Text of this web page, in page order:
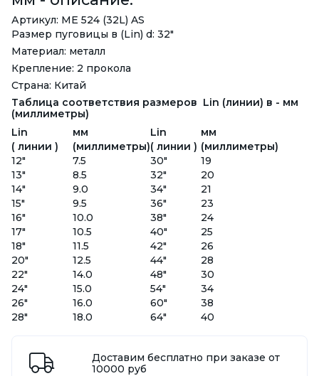
Артикул: ME 524 (32L) AS
Размер пуговицы в (Lin) d: 32"
Материал: металл
Крепление: 2 прокола
Страна: Китай
Таблица соответствия размеров Lin (линии) в - мм
(миллиметры)
Lin
мм Lin
мм
( линии )
(миллиметры)( линии ) (миллиметры)
12"
7.5 30"
19
13"
8.5 32"
20
14"
9.0 34"
21
15"
9.5 36"
23
16"
10.0 38"
24
17"
10.5 40"
25
18"
11.5 42"
26
20"
12.5 44"
28
22"
14.0 48"
30
24"
15.0 54"
34
26"
16.0 60"
38
28"
18.0 64" 40
Доставим бесплатно при заказе от
10000 руб